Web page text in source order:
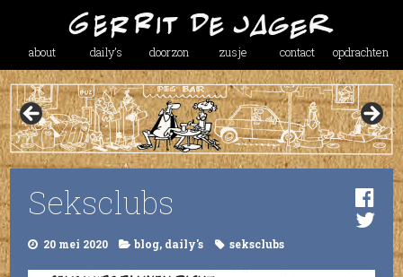
about daily’s doorzon zusje contact opdrachten
Seksclubs
20 mei 2020 blog, daily's seksclubs